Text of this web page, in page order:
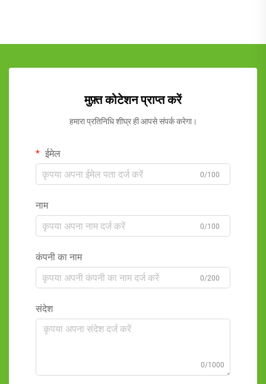
मुफ़्त कोटेशन प्राप्त करें
हमारा प्रतिनिधि शीघ्र ही आपसे संपर्क करेगा।
ईमेल
0/100
नाम
0/100
कंपनी का नाम
0/200
संदेश
0/1000